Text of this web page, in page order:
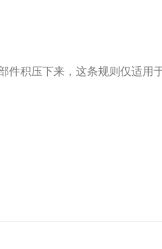
积压下来，这条规则仅适用